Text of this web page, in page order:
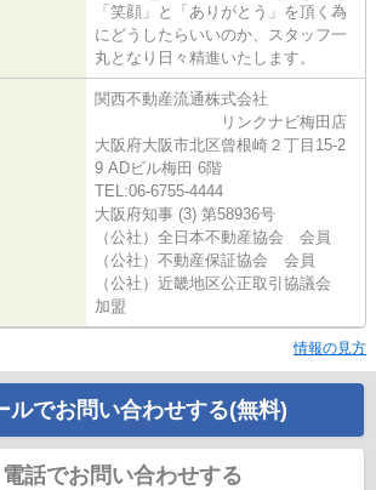
「笑顔」と「ありがとう」を頂く為
にどうしたらいいのか、スタッフ一
丸となり日々精進いたします。
関西不動産流通株式会社
リンクナビ梅田店
大阪府大阪市北区曾根崎２丁目15-2
9 ADビル梅田 6階
TEL:06-6755-4444
大阪府知事 (3) 第58936号
（公社）全日本不動産協会 会員
（公社）不動産保証協会 会員
（公社）近畿地区公正取引協議会
加盟
情報の見方
ルでお問い合わせする(無料)
電話でお問い合わせする